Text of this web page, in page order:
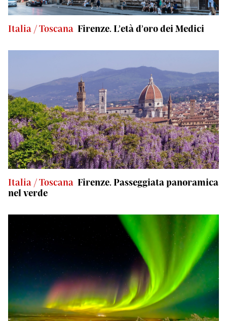
Italia / Toscana Firenze. L’età d’oro dei Medici
Italia / Toscana Firenze. Passeggiata panoramica
nel verde